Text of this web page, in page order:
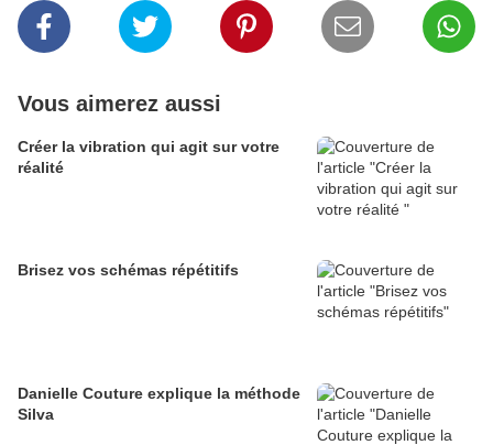
Vous aimerez aussi
Créer la vibration qui agit sur votre
réalité
Brisez vos schémas répétitifs
Danielle Couture explique la méthode
Silva